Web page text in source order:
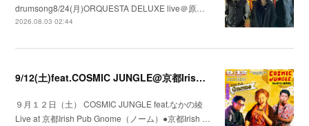
drumsong8/24(月)ORQUESTA DELUXE live＠原…
2026.08.03 02:44
9/12(土)feat.COSMIC JUNGLE@京都Irish Pub Gnome（ノーム）
９月１２日（土） COSMIC JUNGLE feat.なかの綾
Live at 京都Irish Pub Gnome（ノーム）●京都Irish …